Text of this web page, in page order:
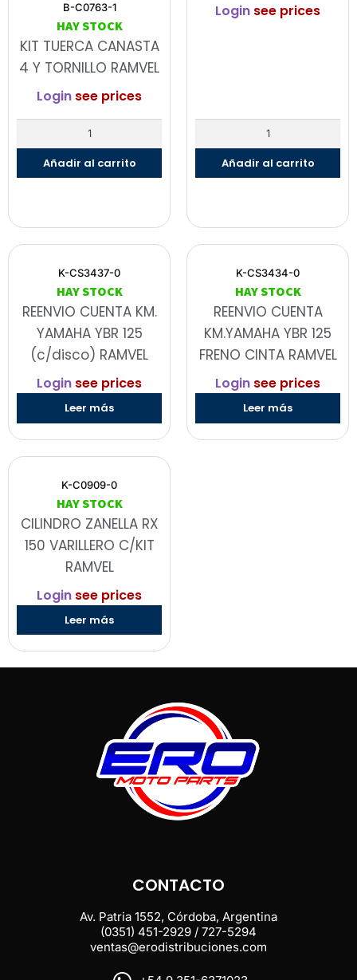
B-C0763-1
HAY STOCK
KIT TUERCA CANASTA
4 Y TORNILLO RAMVEL
Login see prices
Añadir al carrito
Login see prices
Añadir al carrito
K-CS3437-0
HAY STOCK
REENVIO CUENTA KM.
YAMAHA YBR 125
(c/disco) RAMVEL
Login see prices
Leer más
K-CS3434-0
HAY STOCK
REENVIO CUENTA
KM.YAMAHA YBR 125
FRENO CINTA RAMVEL
Login see prices
Leer más
K-C0909-0
HAY STOCK
CILINDRO ZANELLA RX
150 VARILLERO C/KIT
RAMVEL
Login see prices
Leer más
CONTACTO
Av. Patria 1552, Córdoba, Argentina
(0351) 451-2929 / 727-5294
ventas@erodistribuciones.com